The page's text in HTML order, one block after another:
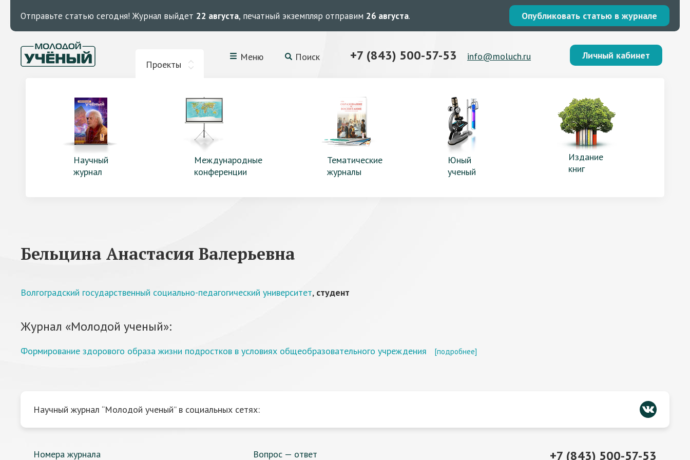
Отправьте статью сегодня! Журнал выйдет 22 августа, печатный экземпляр отправим 26 августа. Опубликовать статью в журнале
Проекты
Меню Поиск +7 (843) 500-57-53 info@moluch.ru Личный кабинет
Научный
журнал
Международные
конференции
Тематические
журналы
Юный
ученый
Издание
книг
Бельцина Анастасия Валерьевна
Волгоградский государственный социально-педагогический университет, студент
Журнал «Молодой ученый»:
Формирование здорового образа жизни подростков в условиях общеобразовательного учреждения [подробнее]
Научный журнал “Молодой ученый” в социальных сетях:
Номера журнала Вопрос — ответ +7 (843) 500-57-53